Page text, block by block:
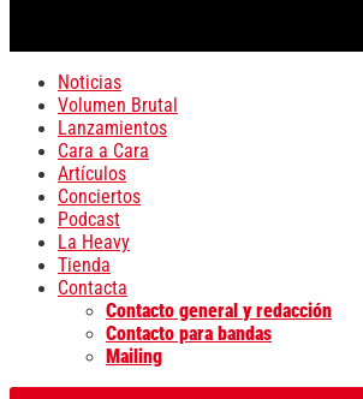
Noticias
Volumen Brutal
Lanzamientos
Cara a Cara
Artículos
Conciertos
Podcast
La Heavy
Tienda
Contacta
Contacto general y redacción
Contacto para bandas
Mailing